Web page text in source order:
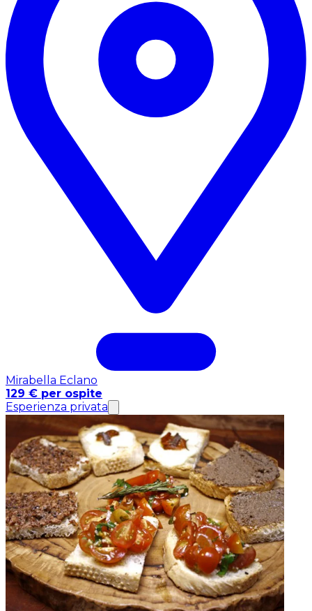
Mirabella Eclano
129 € per ospite
Esperienza privata